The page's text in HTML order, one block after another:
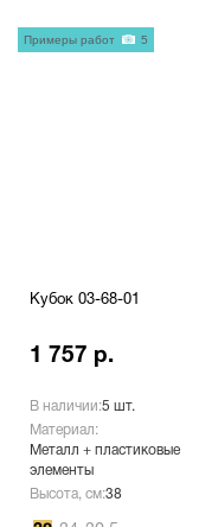
Кубок 03-68-01
1 757 р.
В наличии:5 шт.
Материал:
Металл + пластиковые
элементы
Высота, см:38
Примеры работ 5